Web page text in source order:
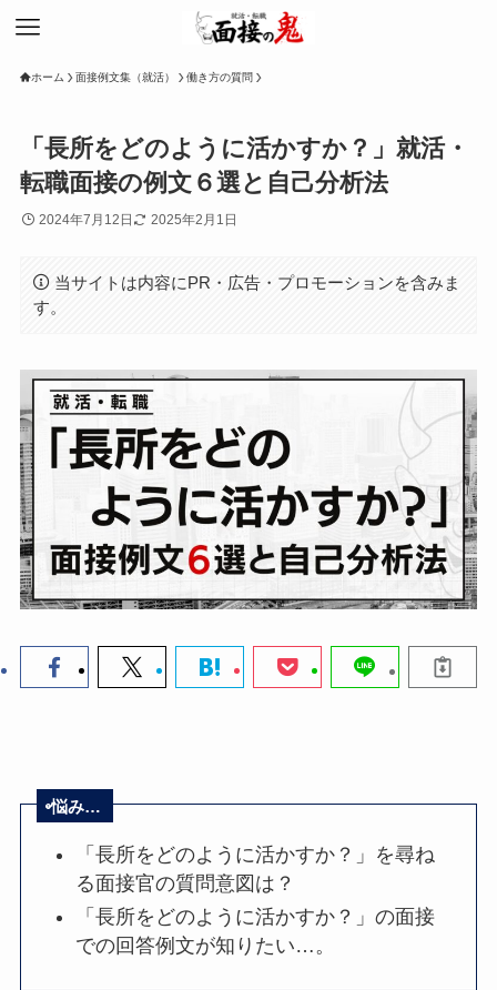
ホーム 面接例文集（就活） 働き方の質問
「長所をどのように活かすか？」就活・
転職面接の例文６選と自己分析法
2024年7月12日 2025年2月1日
当サイトは内容にPR・広告・プロモーションを含みま
す。
悩み…
「長所をどのように活かすか？」を尋ね
る面接官の質問意図は？
「長所をどのように活かすか？」の面接
での回答例文が知りたい…。